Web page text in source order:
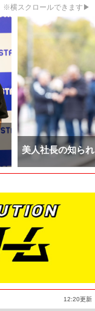
※横スクロールできます▶
美人社長の知ら
12:20更新